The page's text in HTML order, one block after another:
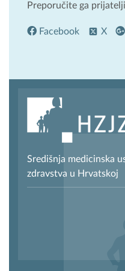
Preporučite ga
Facebook X
Središnja medicinska
zdravstva u Hrvatskoj